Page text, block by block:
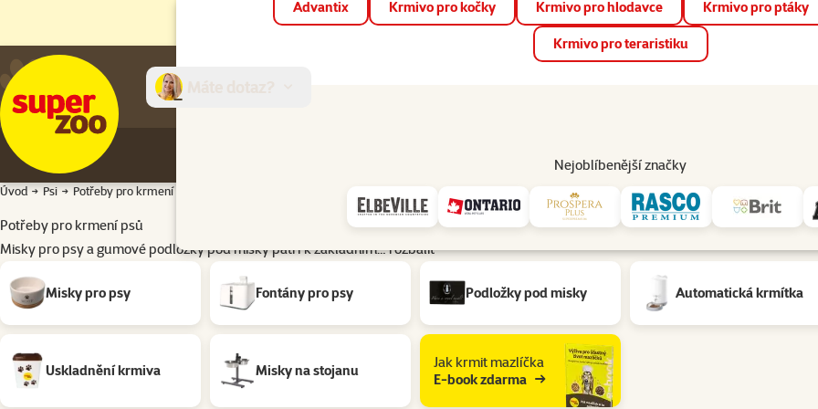
📱 Stáhněte si novou aplikaci Super zoo.Více informací
Advantix Krmivo pro kočky Krmivo pro hlodavce Krmivo pro ptáky
Krmivo pro teraristiku
Nejoblíbenější značky
Prodejny Služby
Úvod Psi Potřeby pro krmení
Potřeby pro krmení psů
Misky pro psy a gumové podložky pod misky patří k základním…rozbalit
Misky pro psy
Fontány pro psy Podložky pod misky Automatická krmítka
Uskladnění krmiva Misky na stojanu
Jak krmit mazlíčka
E-book zdarma